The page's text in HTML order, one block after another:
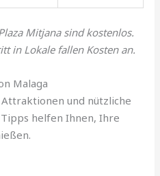
Mitjana sind kostenlos.
in Lokale fallen Kosten an.
Malaga
und nützliche
helfen Ihnen, Ihre